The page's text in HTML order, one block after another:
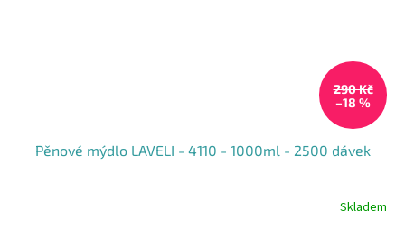
290 Kč
–18 %
Pěnové mýdlo LAVELI - 4110 - 1000ml - 2500 dávek
Skladem